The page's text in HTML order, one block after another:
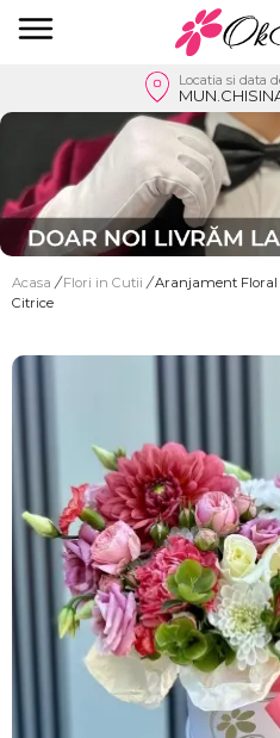
Locatia si data
Acasa / Flori in Cutii / Aranjament
Citrice